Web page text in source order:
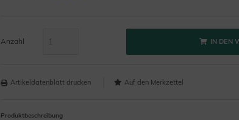
Anzahl IN DEN
Artikeldatenblatt drucken
Produktbeschreibung